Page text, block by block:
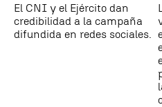
El CNI y el Ejército dan
credibilidad a la campaña
difundida en redes sociales.